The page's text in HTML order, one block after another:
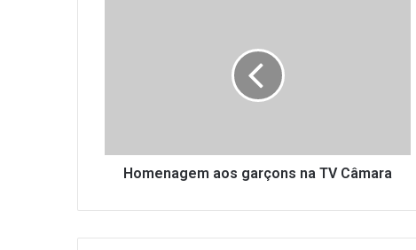
Homenagem aos garçons na TV Câmara